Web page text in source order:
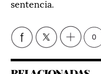
sentencia.
0